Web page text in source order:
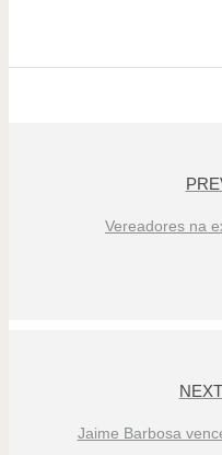
Vereadores na
Jaime Barbosa